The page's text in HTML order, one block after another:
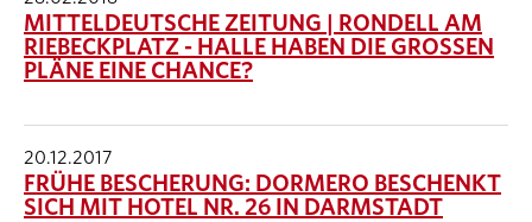
MITTELDEUTSCHE ZEITUNG | RONDELL AM
RIEBECKPLATZ - HALLE HABEN DIE GROSSEN P
LÄNE EINE CHANCE?
20.12.2017
FRÜHE BESCHERUNG: DORMERO BESCHENKT
SICH MIT HOTEL NR. 26 IN DARMSTADT